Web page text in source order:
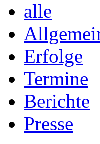
alle
Erfolge
Termine
Berichte
Presse